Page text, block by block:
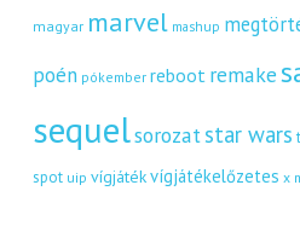
magyar marvel mashup
poén pókember reboot remake
sequelsorozatstar wars
spot uip vígjátékvígjátékelőzetes x